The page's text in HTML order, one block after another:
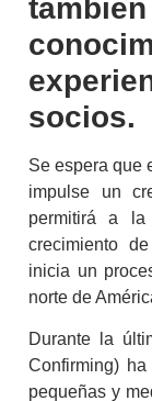
socios.
Se espera que
impulse un
permitirá a la
crecimiento
inicia un
norte de
Durante la
Confirming)
pequeñas y